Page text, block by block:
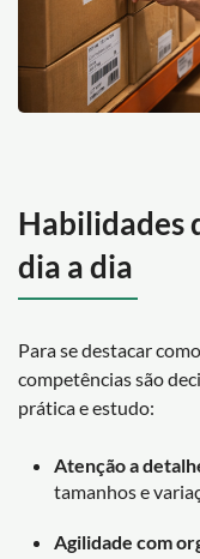
Habilidades
dia a dia
Para se destacar
competências são
prática e estudo:
Atenção a
tamanhos e
Agilidade com